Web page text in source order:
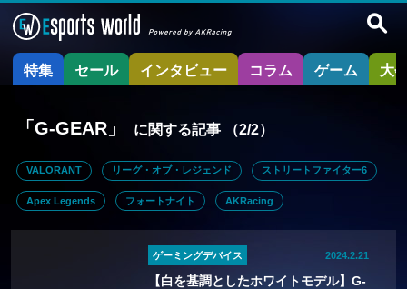
特集 セール インタビュー コラム ゲーム 大
「G-GEAR」 に関する記事 （2/2）
VALORANT リーグ・オブ・レジェンド ストリートファイター6
Apex Legends フォートナイト AKRacing
ゲーミングデバイス 2024.2.21
【白を基調としたホワイトモデル】G-